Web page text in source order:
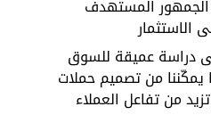
المستهدف
دراسة عميقة للسوق
يمكّننا من تصميم حملات
من تفاعل العملاء